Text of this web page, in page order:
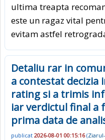
ultima treapta
este un ragaz vital
evitam astfel
Detaliu rar in
a contestat decizia
rating si a trimis
iar verdictul final a
prima data de
publicat 2026-08-01 00:15:16(